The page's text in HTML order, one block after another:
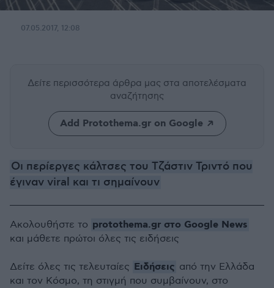
07.05.2017, 12:08
Δείτε περισσότερα άρθρα μας στα αποτελέσματα
αναζήτησης
Add Protothema.gr on Google
Οι περίεργες κάλτσες του Τζάστιν Τριντό που
έγιναν viral και τι σημαίνουν
Ακολουθήστε το protothema.gr στο Google News
και μάθετε πρώτοι όλες τις ειδήσεις
Δείτε όλες τις τελευταίες Ειδήσεις από την Ελλάδα
και τον Κόσμο, τη στιγμή που συμβαίνουν, στο